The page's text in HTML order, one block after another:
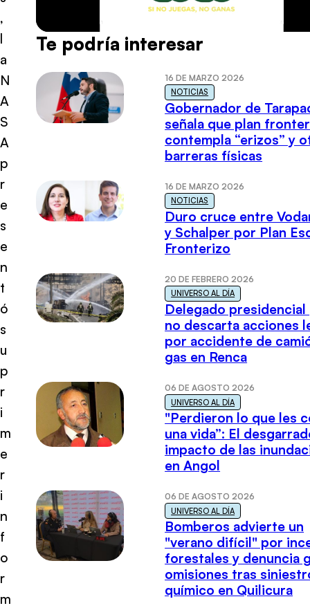
,
l
a
N
A
S
A
p
r
e
s
e
n
t
ó
s
u
p
r
i
m
e
r
i
n
f
o
r
m
Te podría interesar
16 DE MARZO 2026
NOTICIAS
Gobernador de
señala que plan
contempla “erizos” y
barreras físicas
16 DE MARZO 2026
NOTICIAS
Duro cruce entre
y Schalper por Plan
Fronterizo
20 DE FEBRERO 2026
UNIVERSO AL DÍA
Delegado presidencial
no descarta acciones
por accidente de
gas en Renca
06 DE AGOSTO 2026
UNIVERSO AL DÍA
"Perdieron lo que les
una vida”: El
impacto de las
en Angol
06 DE AGOSTO 2026
UNIVERSO AL DÍA
Bomberos advierte un
"verano difícil" por
forestales y denuncia
omisiones tras
químico en Quilicura